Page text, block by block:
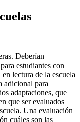
Deberían
estudiantes con
lectura de la escuela
adicional para
adaptaciones, que
que ser evaluados
Una evaluación
cuáles son las